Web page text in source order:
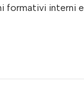
formativi interni